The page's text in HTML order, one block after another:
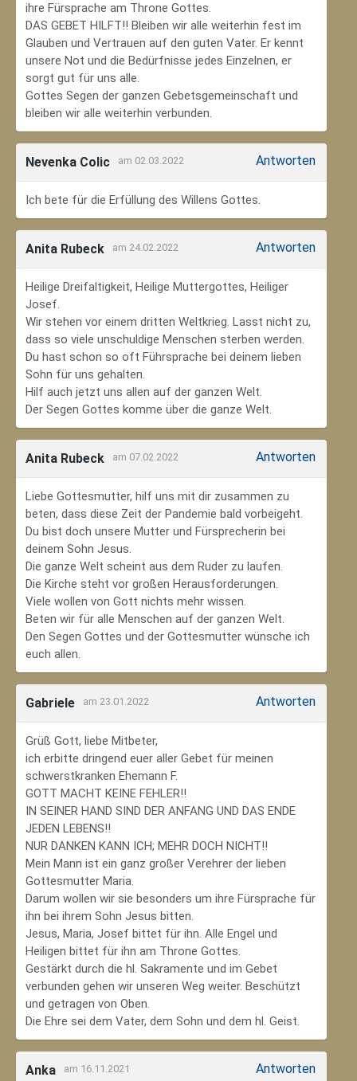
ihre Fürsprache am Throne Gottes.
DAS GEBET HILFT!! Bleiben wir alle weiterhin fest im
Glauben und Vertrauen auf den guten Vater. Er kennt
unsere Not und die Bedürfnisse jedes Einzelnen, er
sorgt gut für uns alle.
Gottes Segen der ganzen Gebetsgemeinschaft und
bleiben wir alle weiterhin verbunden.
Nevenka Colic am 02.03.2022 Antworten
Ich bete für die Erfüllung des Willens Gottes.
Anita Rubeck am 24.02.2022 Antworten
Heilige Dreifaltigkeit, Heilige Muttergottes, Heiliger
Josef.
Wir stehen vor einem dritten Weltkrieg. Lasst nicht zu,
dass so viele unschuldige Menschen sterben werden.
Du hast schon so oft Führsprache bei deinem lieben
Sohn für uns gehalten.
Hilf auch jetzt uns allen auf der ganzen Welt.
Der Segen Gottes komme über die ganze Welt.
Anita Rubeck am 07.02.2022 Antworten
Liebe Gottesmutter, hilf uns mit dir zusammen zu
beten, dass diese Zeit der Pandemie bald vorbeigeht.
Du bist doch unsere Mutter und Fürsprecherin bei
deinem Sohn Jesus.
Die ganze Welt scheint aus dem Ruder zu laufen.
Die Kirche steht vor großen Herausforderungen.
Viele wollen von Gott nichts mehr wissen.
Beten wir für alle Menschen auf der ganzen Welt.
Den Segen Gottes und der Gottesmutter wünsche ich
euch allen.
Gabriele am 23.01.2022 Antworten
Grüß Gott, liebe Mitbeter,
ich erbitte dringend euer aller Gebet für meinen
schwerstkranken Ehemann F.
GOTT MACHT KEINE FEHLER!!
IN SEINER HAND SIND DER ANFANG UND DAS ENDE
JEDEN LEBENS!!
NUR DANKEN KANN ICH; MEHR DOCH NICHT!!
Mein Mann ist ein ganz großer Verehrer der lieben
Gottesmutter Maria.
Darum wollen wir sie besonders um ihre Fürsprache für
ihn bei ihrem Sohn Jesus bitten.
Jesus, Maria, Josef bittet für ihn. Alle Engel und
Heiligen bittet für ihn am Throne Gottes.
Gestärkt durch die hl. Sakramente und im Gebet
verbunden gehen wir unseren Weg weiter. Beschützt
und getragen von Oben.
Die Ehre sei dem Vater, dem Sohn und dem hl. Geist.
Anka am 16.11.2021 Antworten